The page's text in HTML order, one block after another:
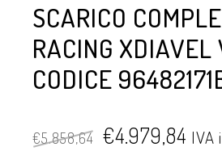
SCARICO
RACING XDIAVEL
CODICE
€5.858,64 €4.979,84 IVA